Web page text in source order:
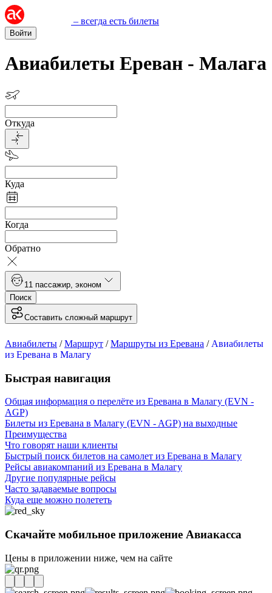
– всегда есть билеты
Войти
Авиабилеты Ереван - Малага
Откуда
Куда
Когда
Обратно
1 1 пассажир эконом
Поиск
Составить сложный маршрут
Авиабилеты /Маршрут /Маршруты из Еревана / Авиабилеты
из Еревана в Малагу
Быстрая навигация
Общая информация о перелёте из Еревана в Малагу (EVN -
AGP)
Билеты из Еревана в Малагу (EVN - AGP) на выходные
Преимущества
Что говорят наши клиенты
Быстрый поиск билетов на самолет из Еревана в Малагу
Рейсы авиакомпаний из Еревана в Малагу
Другие популярные рейсы
Часто задаваемые вопросы
Куда еще можно полететь
Скачайте мобильное приложение Авиакасса
Цены в приложении ниже, чем на сайте